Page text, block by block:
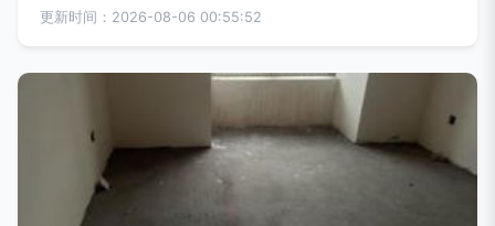
更新时间：2026-08-06 00:55:52